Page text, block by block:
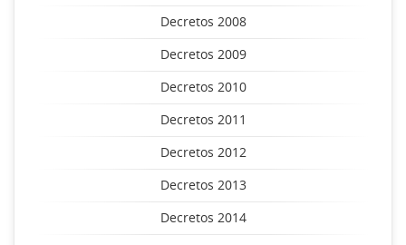
Decretos 2008
Decretos 2009
Decretos 2010
Decretos 2011
Decretos 2012
Decretos 2013
Decretos 2014